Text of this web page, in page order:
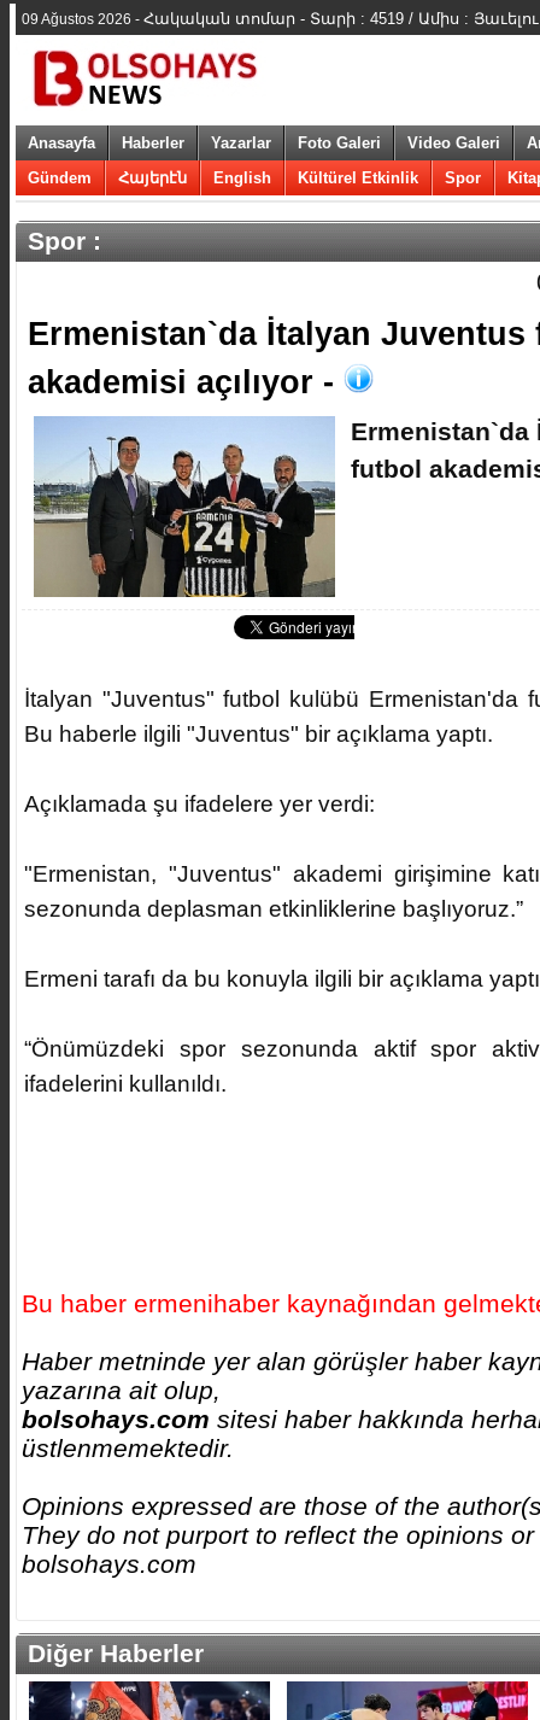
09 Ağustos 2026 - Հակական տոմար - Տարի : 4519 / Ամիս :
Anasayfa Haberler Yazarlar Foto Galeri Video Galeri
Gündem
Հայերէն English Kültürel Etkinlik Spor
Spor :
​Ermenistan`da İtalyan Juventus
akademisi açılıyor -
futbol
İtalyan "Juventus" futbol kulübü Ermenistan'da
Bu haberle ilgili "Juventus" bir açıklama yaptı.
Açıklamada şu ifadelere yer verdi:
"Ermenistan, "Juventus" akademi girişimine
sezonunda deplasman etkinliklerine başlıyoruz.”
Ermeni tarafı da bu konuyla ilgili bir açıklama
“Önümüzdeki spor sezonunda aktif spor
ifadelerini kullanıldı.
Bu haber ermenihaber kaynağından
Haber metninde yer alan görüşler haber
yazarına ait olup,
bolsohays.com sitesi haber hakkında
üstlenmemektedir.
Opinions expressed are those of the
They do not purport to reflect the opinions
bolsohays.com
Diğer Haberler